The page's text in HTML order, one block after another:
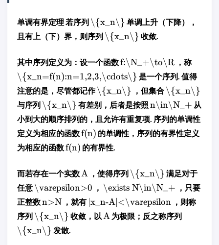
单调有界定理 若序列 \{x_n\} 单调上升（下降），
且有上（下）界，则序列 \{x_n\} 收敛.
其中序列定义为：设一个函数f:\N_+\to\R ，称
\{x_n=f(n):n=1,2,3,\cdots\} 是一个序列. 值得
注意的是，尽管都记作\{x_n\} ，但集合 \{x_n\}
与序列 \{x_n\} 有差别，后者是按照 n\in\N_+ 从
小到大的顺序排列的，且允许有重复项. 序列的单调性
定义为相应的函数f(n) 的单调性，序列的有界性定义
为相应的函数f(n) 的有界性.
而若存在一个实数A ，使得序列 \{x_n\} 满足对于
任意 \varepsilon>0 ， \exists N\in\N_+ ，只要
正整数n>N ，就有 |x_n-A|<\varepsilon ，则称
序列 \{x_n\} 收敛，以 A 为极限；反之称序列
\{x_n\} 发散.